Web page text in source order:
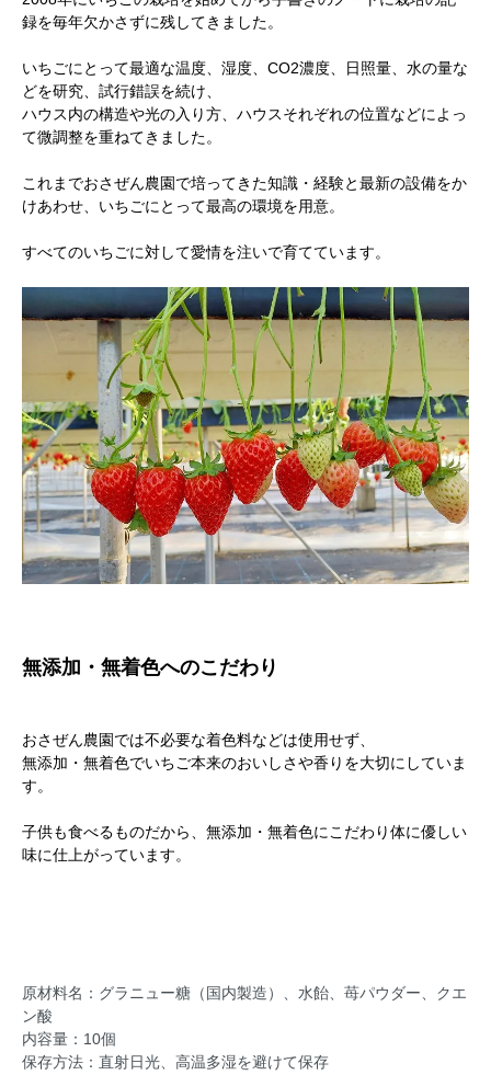
録を毎年欠かさずに残してきました。
いちごにとって最適な温度、湿度、CO2濃度、日照量、水の量な
どを研究、試行錯誤を続け、
ハウス内の構造や光の入り方、ハウスそれぞれの位置などによっ
て微調整を重ねてきました。
これまでおさぜん農園で培ってきた知識・経験と最新の設備をか
けあわせ、いちごにとって最高の環境を用意。
すべてのいちごに対して愛情を注いで育てています。
無添加・無着色へのこだわり
おさぜん農園では不必要な着色料などは使用せず、
無添加・無着色でいちご本来のおいしさや香りを大切にしていま
す。
子供も食べるものだから、無添加・無着色にこだわり体に優しい
味に仕上がっています。
原材料名：グラニュー糖（国内製造）、水飴、苺パウダー、クエ
ン酸
内容量：10個
保存方法：直射日光、高温多湿を避けて保存